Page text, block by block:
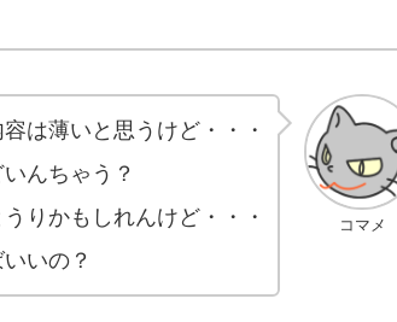
コマメ
は薄いと思うけど・・・
んちゃう？
りかもしれんけど・・・
いの？